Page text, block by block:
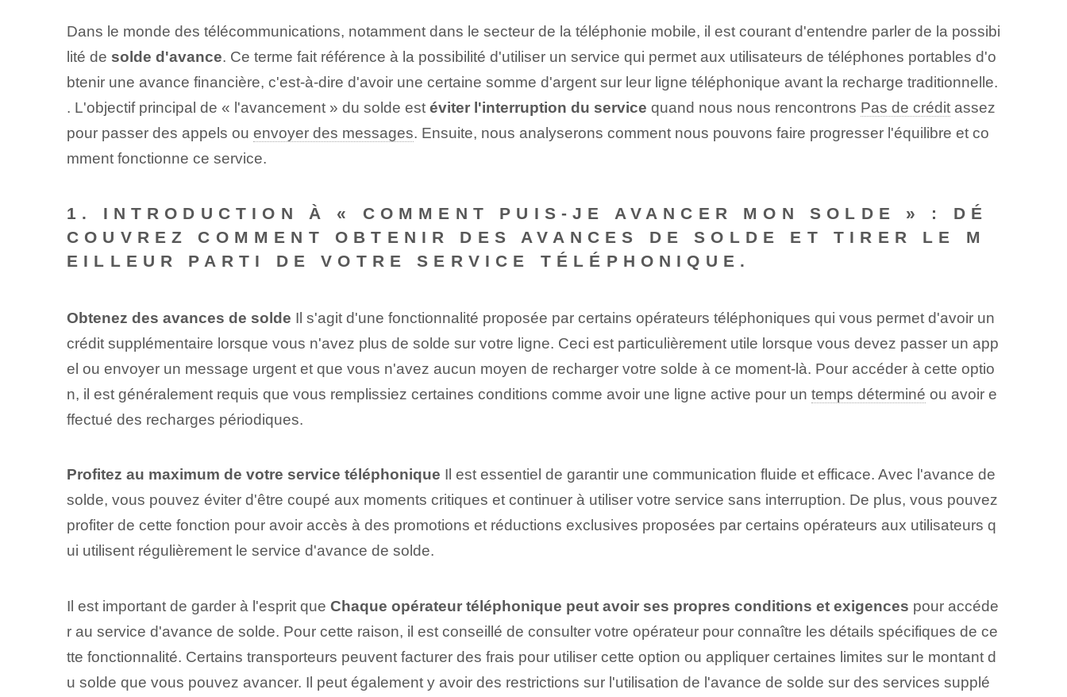
Dans le monde des télécommunications, notamment dans le secteur de la téléphonie mobile, il est courant d'entendre parler de la possibi
lité de solde d'avance. Ce terme fait référence à la possibilité d'utiliser un service qui permet aux utilisateurs de téléphones portables d'o
btenir une avance financière, c'est-à-dire d'avoir une certaine somme d'argent sur leur ligne téléphonique avant la recharge traditionnelle.
.⁢ L'objectif principal de « l'avancement » du solde est éviter l'interruption du service quand nous nous rencontrons Pas de créditassez
pour passer des appels ou envoyer des messages. ⁢Ensuite, nous analyserons comment nous pouvons faire progresser l'équilibre et co
mment fonctionne ce service.
1. INTRODUCTION À « COMMENT PUIS-JE AVANCER MON SOLDE » : DÉ
COUVREZ COMMENT OBTENIR DES AVANCES DE SOLDE ET TIRER LE M
EILLEUR PARTI DE VOTRE SERVICE TÉLÉPHONIQUE.
Obtenez des avances de solde Il s'agit d'une fonctionnalité proposée par certains opérateurs téléphoniques qui vous permet d'avoir un
crédit supplémentaire lorsque vous n'avez plus de solde sur votre ligne. Ceci est particulièrement utile lorsque vous devez passer un app
el ou envoyer un message urgent et que vous n'avez aucun moyen de recharger votre solde à ce moment-là. Pour accéder à cette optio
n, il est généralement requis que vous remplissiez certaines conditions comme avoir une ligne active pour un temps déterminé ou avoir e
ffectué des recharges périodiques.
Profitez au maximum de votre service téléphonique Il est essentiel de garantir une communication fluide et efficace. Avec l'avance de
solde, vous pouvez éviter d'être coupé aux moments critiques et continuer à utiliser votre service sans interruption. De plus, vous pouvez
profiter de cette fonction pour avoir accès à des promotions et réductions exclusives proposées par certains opérateurs aux utilisateurs q
ui utilisent régulièrement le service d'avance de solde.
Il est important de garder à l'esprit que Chaque opérateur téléphonique⁤ peut avoir ses propres conditions et exigences pour accéde
r au service d'avance de solde. ‍Pour cette raison, il est conseillé de consulter⁢ votre opérateur pour⁢ connaître les détails spécifiques de ce
tte ‌fonctionnalité. Certains transporteurs peuvent facturer des frais pour utiliser cette option ou appliquer certaines limites sur le montant d
u solde que vous pouvez avancer. Il peut également y avoir des restrictions sur l'utilisation de l'avance de solde sur des services supplé